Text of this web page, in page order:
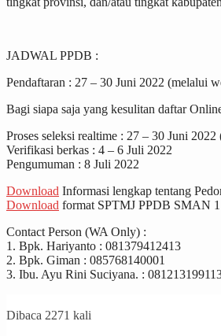
JADWAL PPDB :
Pendaftaran : 27 – 30 Juni 2022 (melalui
Bagi siapa saja yang kesulitan daftar
Proses seleksi realtime : 27 – 30 Juni
Verifikasi berkas : 4 – 6 Juli 2022
Pengumuman : 8 Juli 2022
Download Informasi lengkap tentang
Download format SPTMJ PPDB SMAN
Contact Person (WA Only) :
1. Bpk. Hariyanto : 081379412413
2. Bpk. Giman : 085768140001
3. Ibu. Ayu Rini Suciyana. :
Dibaca 2271 kali